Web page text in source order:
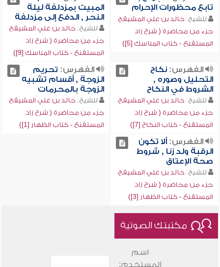
تابع محظورات الإحرام
للشيخ: خالد بن علي المشيقح
جزء من محاضرة ( شرح زاد
المستقنع - كتاب المناسك [5])
المبيت بمزدلفة ليلة
النحر , الدفع إلى مزدلفة
للشيخ: خالد بن علي المشيقح
جزء من محاضرة ( شرح زاد
المستقنع - كتاب المناسك [9])
الفهرس:نكاح
التحليل وصوره ,
الشروط في النكاح
للشيخ: خالد بن علي المشيقح
جزء من محاضرة ( شرح زاد
المستقنع - كتاب النكاح [7])
الفهرس: تحريم
الزوجة , أقسام تشبيه
الزوجة بالمحرمات
للشيخ: خالد بن علي المشيقح
جزء من محاضرة ( شرح زاد
المستقنع - كتاب الظهار [1])
الفهرس:ألا تكون
الرقبة ولد زنا , شروط
صحة الإعتاق
للشيخ: خالد بن علي المشيقح
جزء من محاضرة ( شرح زاد
المستقنع - كتاب الظهار [3])
مكتبتك الصوتية
اسم
المستخدم: